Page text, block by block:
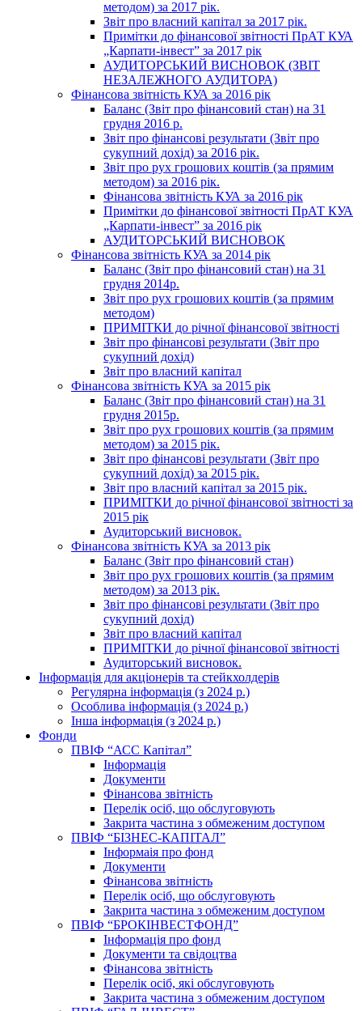
методом) за 2017 рік.
Звіт про власний капітал за 2017 рік.
Примітки до фінансової звітності ПрАТ КУА
„Карпати-інвест” за 2017 рік
АУДИТОРСЬКИЙ ВИСНОВОК (ЗВІТ
НЕЗАЛЕЖНОГО АУДИТОРА)
Фінансова звітність КУА за 2016 рік
Баланс (Звіт про фінансовий стан) на 31
грудня 2016 р.
Звіт про фінансові результати (Звіт про
сукупний дохід) за 2016 рік.
Звіт про рух грошових коштів (за прямим
методом) за 2016 рік.
Фінансова звітність КУА за 2016 рік
Примітки до фінансової звітності ПрАТ КУА
„Карпати-інвест” за 2016 рік
АУДИТОРСЬКИЙ ВИСНОВОК
Фінансова звітність КУА за 2014 рік
Баланс (Звіт про фінансовий стан) на 31
грудня 2014р.
Звіт про рух грошових коштів (за прямим
методом)
ПРИМІТКИ до річної фінансової звітності
Звіт про фінансові результати (Звіт про
сукупний дохід)
Звіт про власний капітал
Фінансова звітність КУА за 2015 рік
Баланс (Звіт про фінансовий стан) на 31
грудня 2015р.
Звіт про рух грошових коштів (за прямим
методом) за 2015 рік.
Звіт про фінансові результати (Звіт про
сукупний дохід) за 2015 рік.
Звіт про власний капітал за 2015 рік.
ПРИМІТКИ до річної фінансової звітності за
2015 рік
Аудиторський висновок.
Фінансова звітність КУА за 2013 рік
Баланс (Звіт про фінансовий стан)
Звіт про рух грошових коштів (за прямим
методом) за 2013 рік.
Звіт про фінансові результати (Звіт про
сукупний дохід)
Звіт про власний капітал
ПРИМІТКИ до річної фінансової звітності
Аудиторський висновок.
Інформація для акціонерів та стейкхолдерів
Регулярна інформація (з 2024 р.)
Особлива інформація (з 2024 р.)
Інша інформація (з 2024 р.)
Фонди
ПВІФ “АСС Капітал”
Інформація
Документи
Фінансова звітність
Перелік осіб, що обслуговують
Закрита частина з обмеженим доступом
ПВІФ “БІЗНЕС-КАПІТАЛ”
Інформаія про фонд
Документи
Фінансова звітність
Перелік осіб, що обслуговують
Закрита частина з обмеженим доступом
ПВІФ “БРОКІНВЕСТФОНД”
Інформація про фонд
Документи та свідоцтва
Фінансова звітність
Перелік осіб, які обслуговують
Закрита частина з обмеженим доступом